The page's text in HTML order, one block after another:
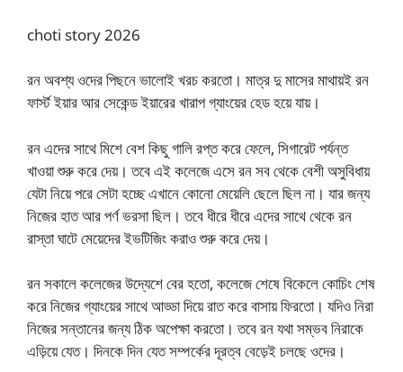
choti story 2026
রন অবশ্য ওদের পিছনে ভালোই খরচ করতো। মাত্র দু মাসের মাথায়ই রন
ফার্স্ট ইয়ার আর সেকেন্ড ইয়ারের খারাপ গ্যাংয়ের হেড হয়ে যায়।
রন এদের সাথে মিশে বেশ কিছু গালি রপ্ত করে ফেলে, সিগারেট পর্যন্ত
খাওয়া শুরু করে দেয়। তবে এই কলেজে এসে রন সব থেকে বেশী অসুবিধায়
যেটা নিয়ে পরে সেটা হচ্ছে এখানে কোনো মেয়েলি ছেলে ছিল না। যার জন্য
নিজের হাত আর পর্ণ ভরসা ছিল। তবে ধীরে ধীরে এদের সাথে থেকে রন
রাস্তা ঘাটে মেয়েদের ইভটিজিং করাও শুরু করে দেয়।
রন সকালে কলেজের উদ্যেশে বের হতো, কলেজে শেষে বিকেলে কোচিং শেষ
করে নিজের গ্যাংয়ের সাথে আড্ডা দিয়ে রাত করে বাসায় ফিরতো। যদিও নিরা
নিজের সন্তানের জন্য ঠিক অপেক্ষা করতো। তবে রন যথা সম্ভব নিরাকে
এড়িয়ে যেত। দিনকে দিন যেত সম্পর্কের দূরত্ব বেড়েই চলছে ওদের।